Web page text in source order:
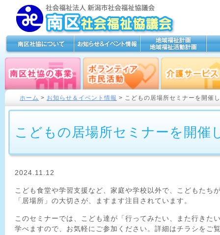
ホーム > お知らせ＆イベント情報 > こどもの居場所セミナーを開催
こどもの居場所セミナーを開催
2024.11.12
こども食堂や学習支援など、家庭や学校以外で、こどもたち
「居場所」の大切さが、ますます注目されています。
このセミナーでは、こども達が「行ってみたい、また行きた
学べますので、お気軽にご参加ください。詳細はチラシをご